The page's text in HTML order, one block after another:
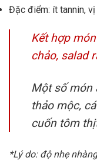
Đặc điểm: ít tannin,
Kết hợp
chảo, salad
Một số món
thảo mộc,
cuốn tôm
*Lý do: độ nhẹ